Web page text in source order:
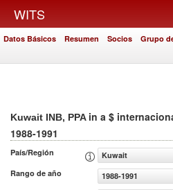
WITS
Datos Básicos Resumen Socios Grupo
Kuwait INB, PPA in a $
1988-1991
País/Región
Kuwait
Rango de año
1988-1991